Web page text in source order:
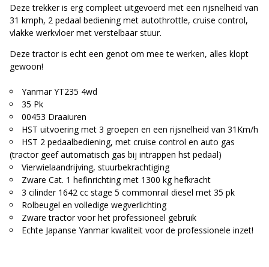
Deze trekker is erg compleet uitgevoerd met een rijsnelheid van
31 kmph, 2 pedaal bediening met autothrottle, cruise control,
vlakke werkvloer met verstelbaar stuur.
Deze tractor is echt een genot om mee te werken, alles klopt
gewoon!
Yanmar YT235 4wd
35 Pk
00453 Draaiuren
HST uitvoering met 3 groepen en een rijsnelheid van 31Km/h
HST 2 pedaalbediening, met cruise control en auto gas
(tractor geef automatisch gas bij intrappen hst pedaal)
Vierwielaandrijving, stuurbekrachtiging
Zware Cat. 1 hefinrichting met 1300 kg hefkracht
3 cilinder 1642 cc stage 5 commonrail diesel met 35 pk
Rolbeugel en volledige wegverlichting
Zware tractor voor het professioneel gebruik
Echte Japanse Yanmar kwaliteit voor de professionele inzet!